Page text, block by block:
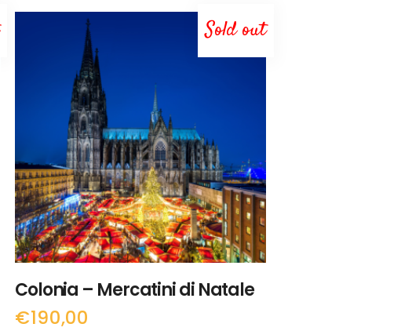
Sold out
LEGGI TUTTO
Colonia – Mercatini di Natale
€190,00